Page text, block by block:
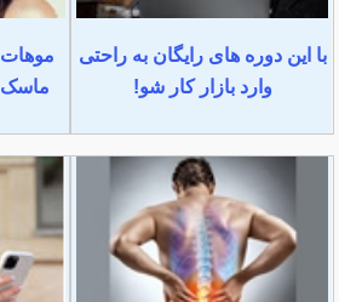
با این دوره های رایگان به راحتی
وارد بازار کار شو!
ماسک